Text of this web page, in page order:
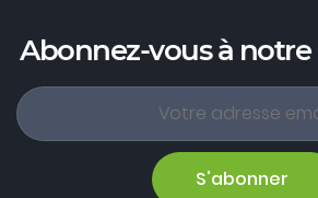
Abonnez-vous à notre
S'abonner